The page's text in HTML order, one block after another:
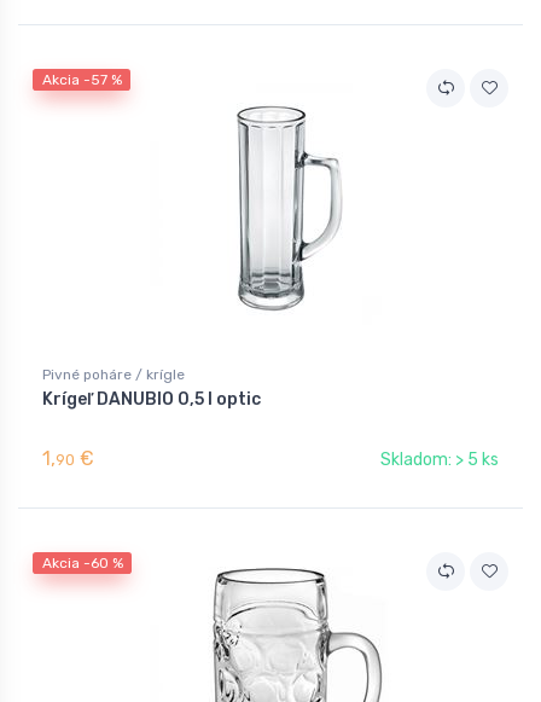
Akcia -57 %
Pivné poháre / krígle
Krígeľ DANUBIO 0,5 l optic
1,90 € Skladom: > 5 ks
Akcia -60 %